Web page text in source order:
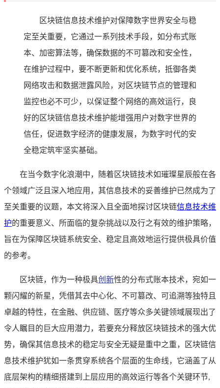
区块链信息技术维护对保障数字世界安全与稳
定至关重要，它通过一系列技术手段，如分布式账
本、加密算法等，确保数据的不可篡改和安全性，
在维护过程中，要不断更新和优化系统，抵御各类
网络攻击和数据泄露风险，对区块链节点的管理和
监控也必不可少，以保证整个网络的高效运行，良
好的区块链信息技术维护能增强用户对数字世界的
信任，促进数字经济的健康发展，为数字时代的安
全稳定筑牢坚实基础。
在当今数字化浪潮中，随着区块链技术如璀璨星辰般在各
个领域广泛且深入地应用，其信息技术的妥善维护已然成为了
至关重要的议题，本文将深入且全面地探讨区块链信息技术维
护的重要意义、所面临的复杂挑战以及行之有效的维护策略，
旨在为保障区块链系统安全、稳定且高效地运行提供极具价值
的参考。
区块链，作为一种极具创新性的分布式账本技术，宛如一
颗闪耀的新星，凭借其去中心化、不可篡改、可追溯等独特且
卓越的特性，在金融、供应链、医疗等众多关键领域展现出了
令人瞩目的巨大应用潜力，若要充分释放区块链技术的强大优
势，确保其信息技术的稳定与安全无疑是重中之重，区块链信
息技术维护犹如一条贯穿系统各个层面的生命线，它涵盖了从
底层架构的精细搭建到上层应用的高效运行等各个关键环节,